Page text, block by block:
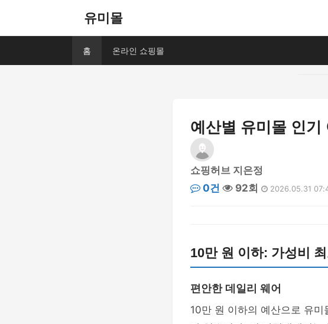
유미몰
홈 온라인 쇼핑몰
예산별 유미몰 인기
쇼핑허브 지은정
0건
92회 2026.05.31
10만 원 이하: 가성비
편안한 데일리 웨어
10만 원 이하의 예산으로 유미